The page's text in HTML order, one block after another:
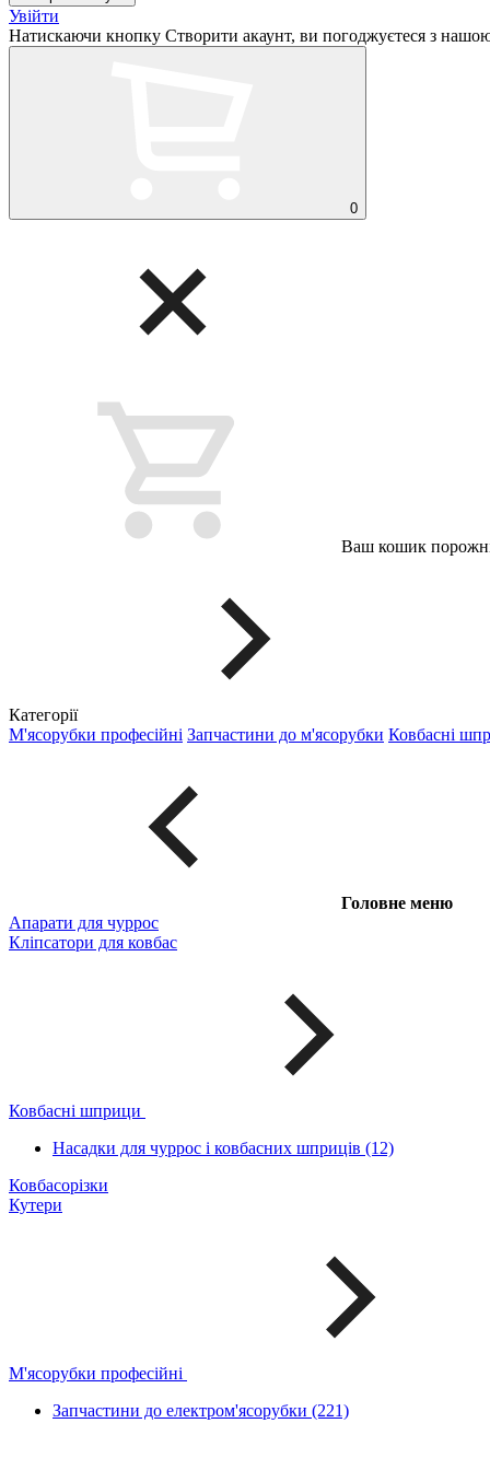
Увійти
Натискаючи кнопку Створити акаунт, ви погоджуєтеся з
0
Ваш кошик
Категорії
М'ясорубки професійні Запчастини до м'ясорубки Ковбасні
Головне меню
Апарати для чуррос
Кліпсатори для ковбас
Ковбасні шприци
Насадки для чуррос і ковбасних шприців (12)
Ковбасорізки
Кутери
М'ясорубки професійні
Запчастини до електром'ясорубки (221)